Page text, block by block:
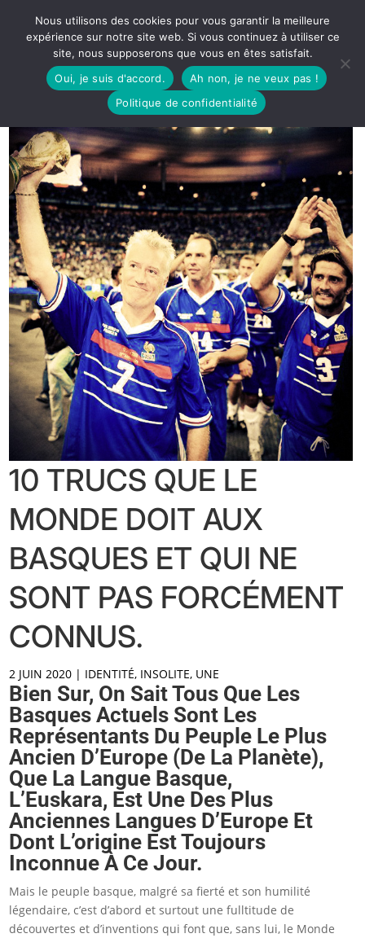
10 TRUCS QUE LE
MONDE DOIT AUX
BASQUES ET QUI NE
SONT PAS FORCÉMENT
CONNUS.
2 JUIN 2020 | IDENTITÉ, INSOLITE, UNE
Bien Sur, On Sait Tous Que Les
Basques Actuels Sont Les
Représentants Du Peuple Le Plus
Ancien D’Europe (de La Planète),
Que La Langue Basque,
L’Euskara, Est Une Des Plus
Anciennes Langues D’Europe Et
Dont L’origine Est Toujours
Inconnue À Ce Jour.
Mais le peuple basque, malgré sa fierté et son humilité
légendaire, c’est d’abord et surtout une fulltitude de
découvertes et d’inventions qui font que, sans lui, le Monde
Nous utilisons des cookies pour vous garantir la meilleure
expérience sur notre site web. Si vous continuez à utiliser ce
site, nous supposerons que vous en êtes satisfait.
Oui, je suis d'accord.
Ah non, je ne veux pas !
Politique de confidentialité